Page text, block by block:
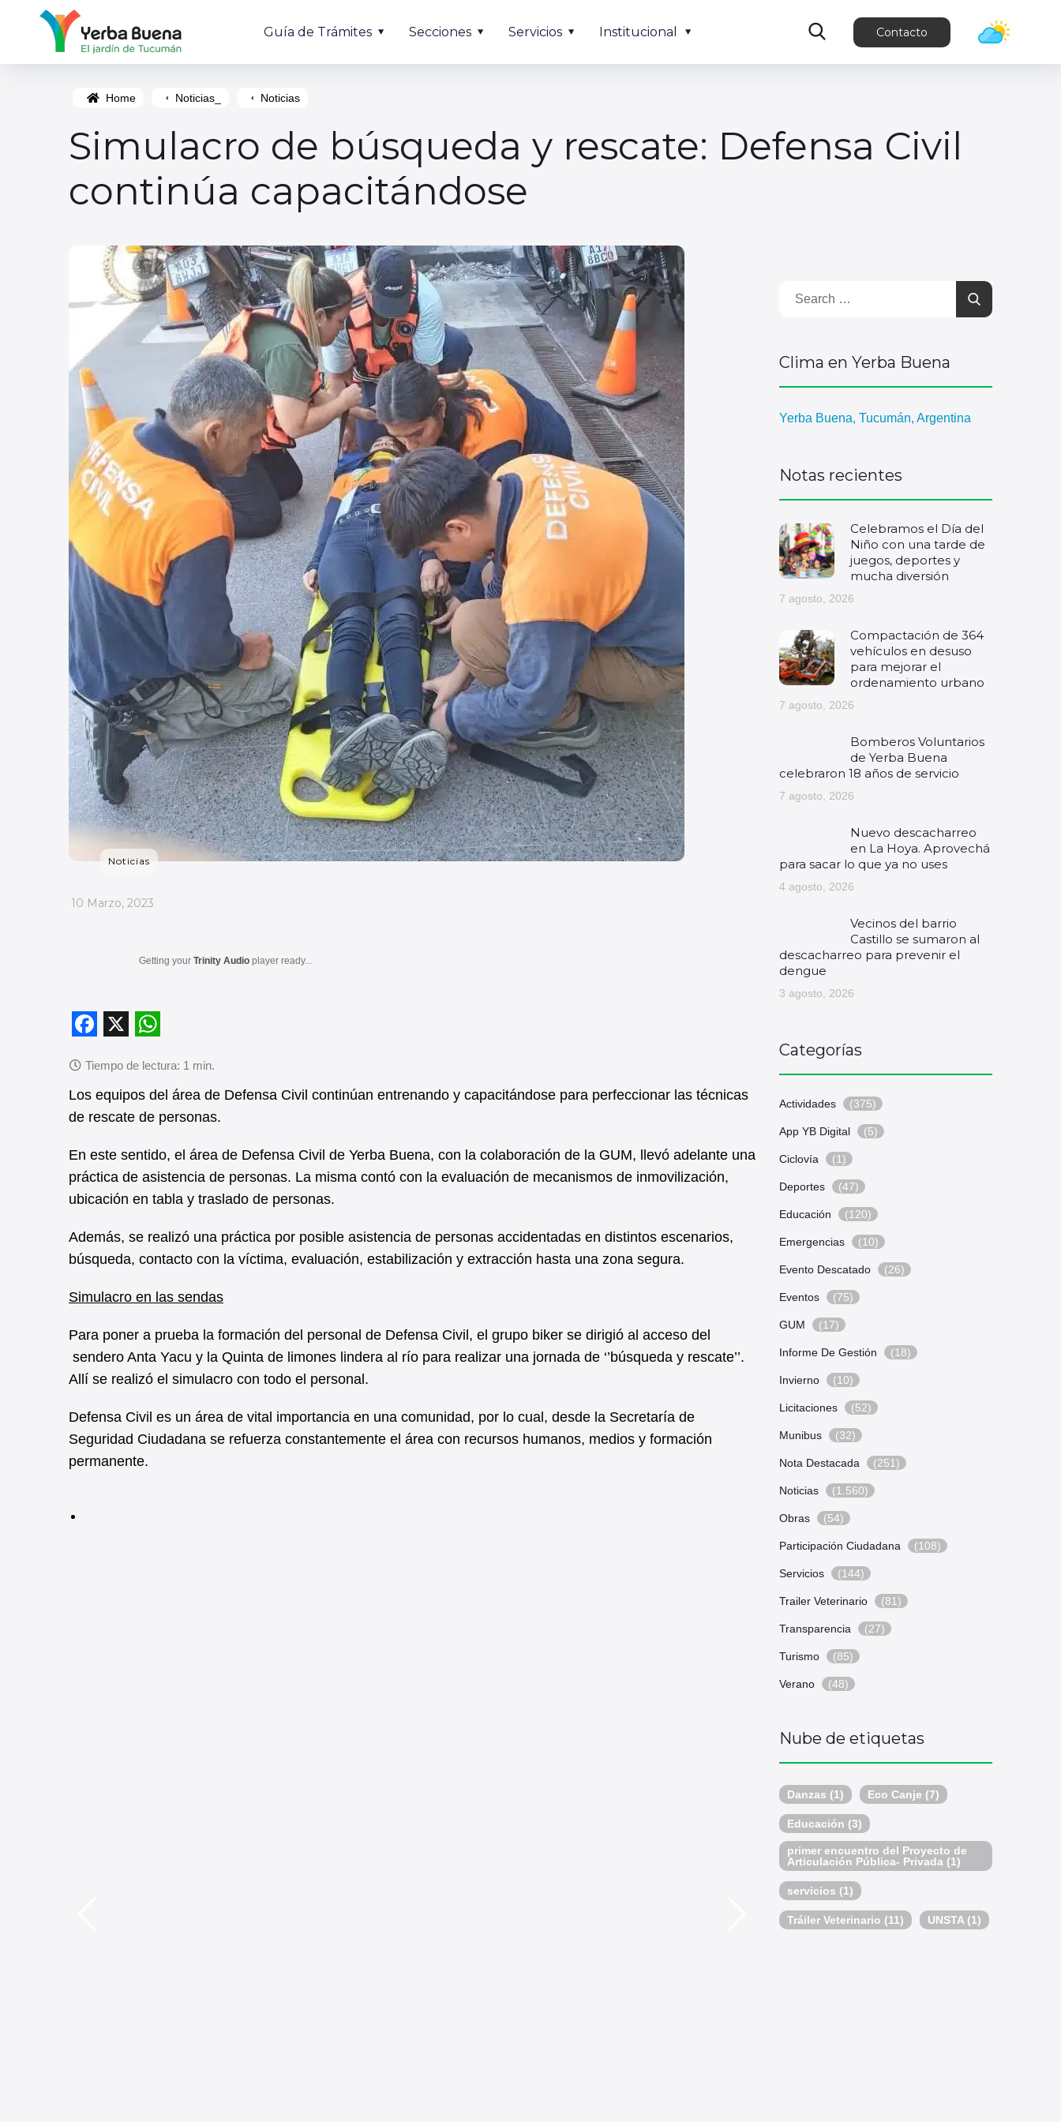
Guía de Trámites Secciones Servicios Institucional Contacto
Home Noticias_ Noticias
Simulacro de búsqueda y rescate: Defensa Civil
continúa capacitándose
Noticias
_
10 Marzo, 2023
Getting your Trinity Audio player ready...
a
c
e
b
o
o
k
h
a
t
s
A
p
Los equipos del área de Defensa Civil continúan entrenando y capacitándose para perfeccionar las técnicas
de rescate de personas.
En este sentido, el área de Defensa Civil de Yerba Buena, con la colaboración de la GUM, llevó adelante una
práctica de asistencia de personas. La misma contó con la evaluación de mecanismos de inmovilización,
ubicación en tabla y traslado de personas.
Además, se realizó una práctica por posible asistencia de personas accidentadas en distintos escenarios,
búsqueda, contacto con la víctima, evaluación, estabilización y extracción hasta una zona segura.
Simulacro en las sendas
Para poner a prueba la formación del personal de Defensa Civil, el grupo biker se dirigió al acceso del
sendero Anta Yacu y la Quinta de limones lindera al río para realizar una jornada de ‘’búsqueda y rescate’’.
Allí se realizó el simulacro con todo el personal.
Defensa Civil es un área de vital importancia en una comunidad, por lo cual, desde la Secretaría de
Seguridad Ciudadana se refuerza constantemente el área con recursos humanos, medios y formación
permanente.
Clima en Yerba Buena
Yerba Buena, Tucumán, Argentina
Notas recientes
Celebramos el Día del
Niño con una tarde de
juegos, deportes y
mucha diversión
7 agosto, 2026
Compactación de 364
vehículos en desuso
para mejorar el
ordenamiento urbano
7 agosto, 2026
Bomberos Voluntarios
de Yerba Buena
celebraron 18 años de servicio
7 agosto, 2026
Nuevo descacharreo
en La Hoya. Aprovechá
para sacar lo que ya no uses
4 agosto, 2026
Vecinos del barrio
Castillo se sumaron al
descacharreo para prevenir el
dengue
3 agosto, 2026
Categorías
Actividades (375)
App YB Digital (5)
Ciclovía (1)
Deportes (47)
Educación (120)
Emergencias (10)
Evento Descatado (26)
Eventos (75)
GUM (17)
Informe De Gestión (18)
Invierno (10)
Licitaciones (52)
Munibus (32)
Nota Destacada (251)
Noticias (1.560)
Obras (54)
Participación Ciudadana (108)
Servicios (144)
Trailer Veterinario (81)
Transparencia (27)
Turismo (85)
Verano (48)
Nube de etiquetas
Danzas (1) Eco Canje (7)
Educación (3)
primer encuentro del Proyecto de
Articulación Pública- Privada (1)
servicios (1)
Tráiler Veterinario (11) UNSTA (1)